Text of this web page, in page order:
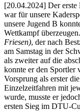
[20.04.2024] Der erste
war für unsere
unsere Jugend B
Wettkampf
Friesen), der nach
am Samstag in der
als zweiter auf die
konnte er den Sportler
Vorsprung als erster
Einzelzeitfahren mit
wurde, musste er
ersten Sieg im DTU-